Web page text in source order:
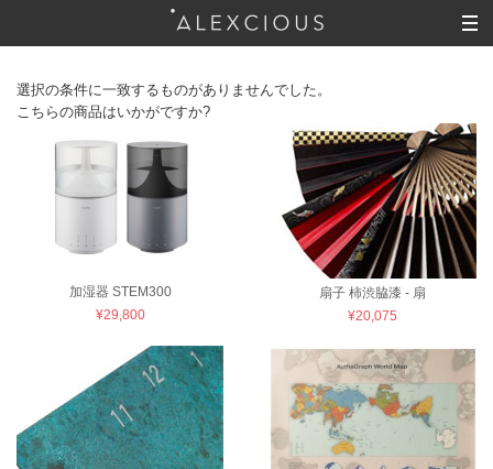
選択の条件に一致するものがありませんでした。
こちらの商品はいかがですか?
加湿器 STEM300
¥29,800
扇子 柿渋脇漆 - 扇
¥20,075